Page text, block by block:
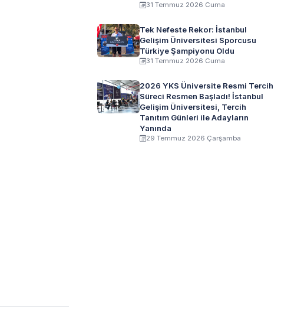
31 Temmuz 2026 Cuma
Tek Nefeste Rekor: İstanbul
Gelişim Üniversitesi Sporcusu
Türkiye Şampiyonu Oldu
31 Temmuz 2026 Cuma
2026 YKS Üniversite Resmi Tercih
Süreci Resmen Başladı! İstanbul
Gelişim Üniversitesi, Tercih
Tanıtım Günleri ile Adayların
Yanında
29 Temmuz 2026 Çarşamba